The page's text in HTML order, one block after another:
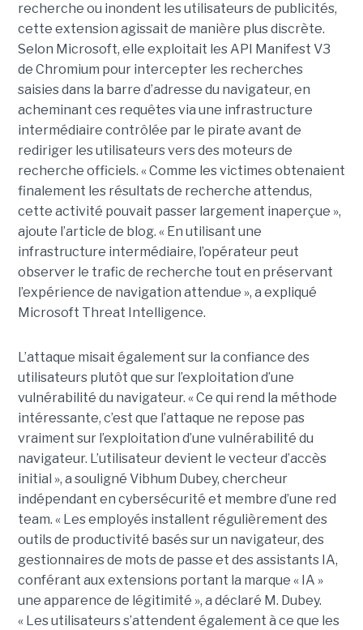
recherche ou inondent les utilisateurs de publicités,
cette extension agissait de manière plus discrète.
Selon Microsoft, elle exploitait les API Manifest V3
de Chromium pour intercepter les recherches
saisies dans la barre d’adresse du navigateur, en
acheminant ces requêtes via une infrastructure
intermédiaire contrôlée par le pirate avant de
rediriger les utilisateurs vers des moteurs de
recherche officiels. « Comme les victimes obtenaient
finalement les résultats de recherche attendus,
cette activité pouvait passer largement inaperçue »,
ajoute l’article de blog. « En utilisant une
infrastructure intermédiaire, l’opérateur peut
observer le trafic de recherche tout en préservant
l’expérience de navigation attendue », a expliqué
Microsoft Threat Intelligence.
L’attaque misait également sur la confiance des
utilisateurs plutôt que sur l’exploitation d’une
vulnérabilité du navigateur. « Ce qui rend la méthode
intéressante, c’est que l’attaque ne repose pas
vraiment sur l’exploitation d’une vulnérabilité du
navigateur. L’utilisateur devient le vecteur d’accès
initial », a souligné Vibhum Dubey, chercheur
indépendant en cybersécurité et membre d’une red
team. « Les employés installent régulièrement des
outils de productivité basés sur un navigateur, des
gestionnaires de mots de passe et des assistants IA,
conférant aux extensions portant la marque « IA »
une apparence de légitimité », a déclaré M. Dubey.
« Les utilisateurs s’attendent également à ce que les